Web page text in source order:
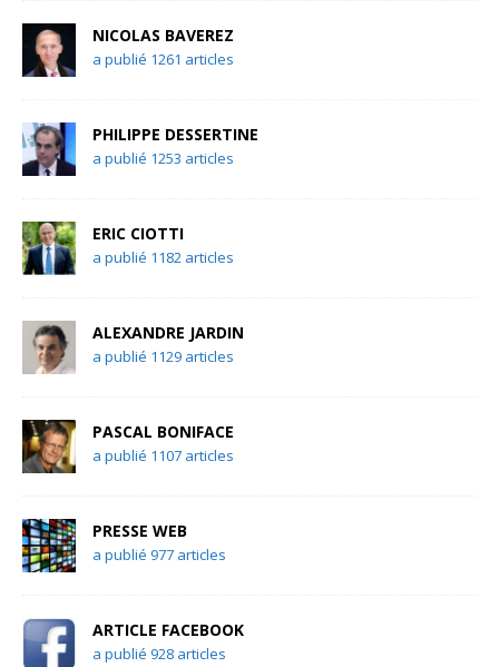
NICOLAS BAVEREZ
a publié 1261 articles
PHILIPPE DESSERTINE
a publié 1253 articles
ERIC CIOTTI
a publié 1182 articles
ALEXANDRE JARDIN
a publié 1129 articles
PASCAL BONIFACE
a publié 1107 articles
PRESSE WEB
a publié 977 articles
ARTICLE FACEBOOK
a publié 928 articles